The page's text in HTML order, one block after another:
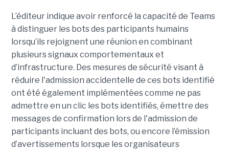
L’éditeur indique avoir renforcé la capacité de Teams
à distinguer les bots des participants humains
lorsqu’ils rejoignent une réunion en combinant
plusieurs signaux comportementaux et
d’infrastructure. Des mesures de sécurité visant à
réduire l'admission accidentelle de ces bots identifié
ont été également implémentées comme ne pas
admettre en un clic les bots identifiés, émettre des
messages de confirmation lors de l'admission de
participants incluant des bots, ou encore l’émission
d’avertissements lorsque les organisateurs